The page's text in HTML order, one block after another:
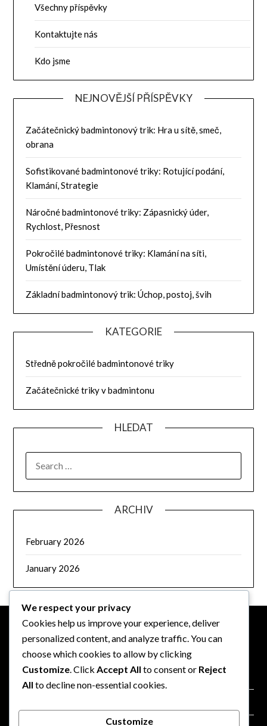
Všechny příspěvky
Kontaktujte nás
Kdo jsme
NEJNOVĚJŠÍ PŘÍSPĚVKY
Začátečnický badmintonový trik: Hra u sítě, smeč,
obrana
Sofistikované badmintonové triky: Rotující podání,
Klamání, Strategie
Náročné badmintonové triky: Zápasnický úder,
Rychlost, Přesnost
Pokročilé badmintonové triky: Klamání na síti,
Umístění úderu, Tlak
Základní badmintonový trik: Úchop, postoj, švih
KATEGORIE
Středně pokročilé badmintonové triky
Začátečnické triky v badmintonu
HLEDAT
FOR:
ARCHIV
February 2026
January 2026
PRÁVNÍ INFORMACE
Kdo jsme
We respect your privacy
Cookies help us improve your experience, deliver
personalized content, and analyze traffic. You can
choose which cookies to allow by clicking
Customize . Click Accept All to consent or Reject
All to decline non-essential cookies.
Customize